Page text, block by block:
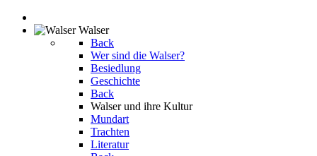
Walser
Back
Wer sind die Walser?
Besiedlung
Geschichte
Back
Walser und ihre Kultur
Mundart
Trachten
Literatur